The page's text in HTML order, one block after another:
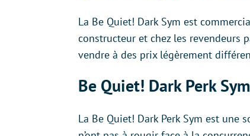
La Be Quiet! Dark Sym est
constructeur et chez les revendeurs
vendre à des prix légèrement
Be Quiet! Dark Perk
La Be Quiet! Dark Perk Sym est une